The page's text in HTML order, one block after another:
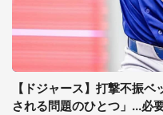
【ドジャース】打撃不振
される問題のひとつ」...必